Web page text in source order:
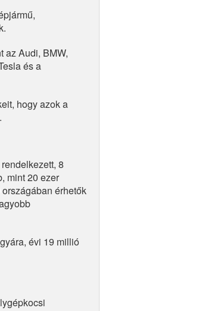
az Audi, BMW,
és a
hogy azok a
8
mint 20 ezer
érhetők
évi 19 millió